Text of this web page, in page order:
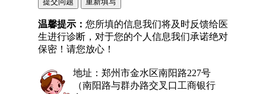
温馨提示： 您所填的信息我们将及时反馈给医
生进行诊断，对于您的个人信息我们承诺绝对
保密！请您放心！
地址：郑州市金水区南阳路227号
（南阳路与群办路交叉口工商银行